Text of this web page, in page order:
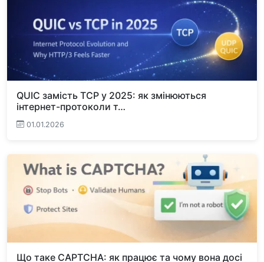
QUIC замість TCP у 2025: як змінюються
інтернет-протоколи т…
01.01.2026
Що таке CAPTCHA: як працює та чому вона досі